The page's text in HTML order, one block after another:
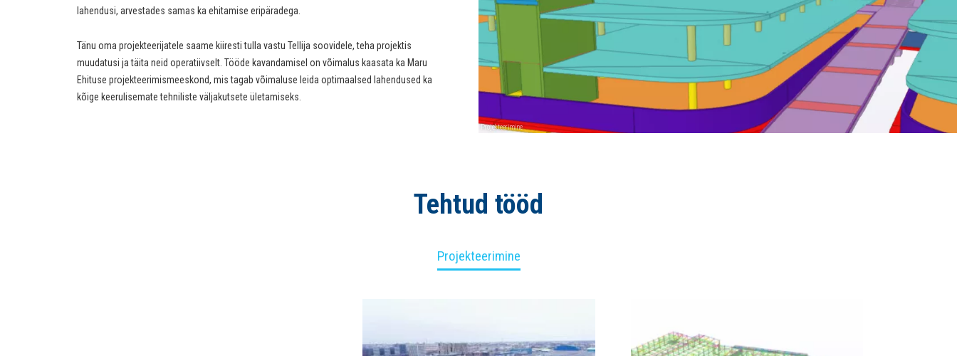
lahendusi, arvestades samas ka ehitamise eripäradega.
Tänu oma projekteerijatele saame kiiresti tulla vastu Tellija soovidele, teha projektis
muudatusi ja täita neid operatiivselt. Tööde kavandamisel on võimalus kaasata ka Maru
Ehituse projekteerimismeeskond, mis tagab võimaluse leida optimaalsed lahendused ka
kõige keerulisemate tehniliste väljakutsete ületamiseks.
Projekteerimine
Tehtud tööd
Projekteerimine